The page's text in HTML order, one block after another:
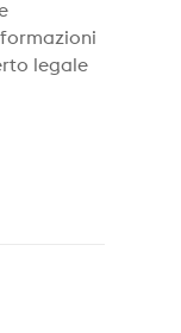
legale